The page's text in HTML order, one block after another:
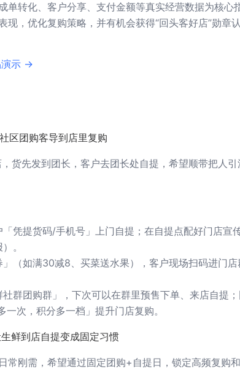
单转化、客户分享、支付金额等真实经营数据为核心
，优化复购策略，并有机会获得“回头客好店”勋章认
演示 →
区团购客导到店里复购
货先发到团长，客户去团长处自提，希望顺带把人引
凭提货码/手机号」上门自提；在自提点配好门店宣
。
（如满30减8、买菜送水果），客户现场扫码进门店
群团购群」，下次可以在群里预售下单、来店自提
次，积分多一档」提升门店复购。
鲜到店自提变成固定习惯
常刚需，希望通过固定团购+自提日，锁定高频复购